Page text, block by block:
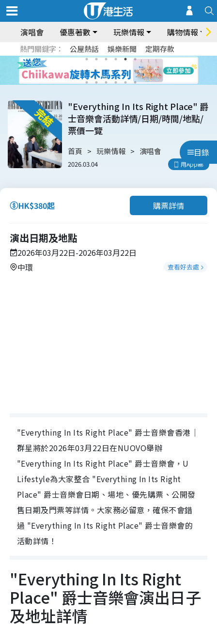
演唱會 優惠著數 玩樂情報 購物情報
熱門關鍵字： 公屋熱話 娛樂新聞 定期存款
目錄
"Everything In Its Right Place" 爵
士音樂會活動詳情/日期/時間/地點/
票價一覽
首頁 玩樂情報 演唱會
2026.03.04 用App睇
HK$380起 購票詳情
演出日期及地點
2026年03月22日-2026年03月22日
中環
查看好去處
"Everything In Its Right Place" 爵士音樂會香港｜
群星將於2026年03月22日在NUOVO舉辦
"Everything In Its Right Place" 爵士音樂會，U
Lifestyle為大家整合 "Everything In Its Right
Place" 爵士音樂會日期、場地、優先購票、公開發
售日期及門票等詳情。大家務必留意，確保不會錯
過 "Everything In Its Right Place" 爵士音樂會的
活動詳情！
"Everything In Its Right
Place" 爵士音樂會演出日子
及地址詳情